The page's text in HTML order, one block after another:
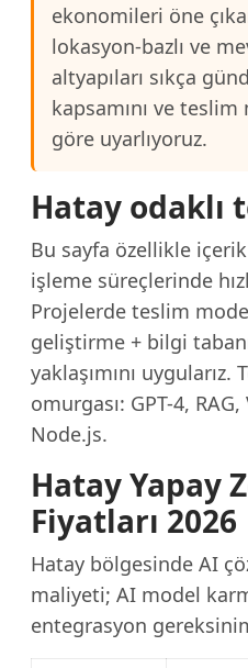
ekonomileri öne
lokasyon-bazlı ve
altyapıları sıkça
kapsamını ve
göre uyarlıyoruz.
Hatay odaklı
Bu sayfa özellikle
işleme süreçlerinde
Projelerde teslim
geliştirme + bilgi
yaklaşımını
omurgası: GPT-4,
Node.js.
Hatay Yapay
Fiyatları 2026
Hatay bölgesinde AI
maliyeti; AI model
entegrasyon